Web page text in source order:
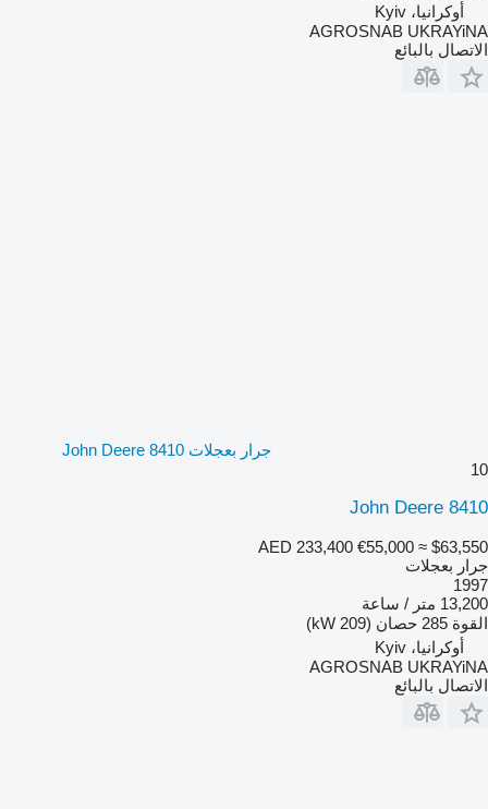
أوكرانيا، Kyiv
AGROSNAB UKRAYiNA
الاتصال بالبائع
جرار بعجلات John Deere 8410
10
John Deere 8410
AED 233,400 €55,000 ≈ $63,550
جرار بعجلات
1997
13,200 متر / ساعة
القوة 285 حصان (209 kW)
أوكرانيا، Kyiv
AGROSNAB UKRAYiNA
الاتصال بالبائع